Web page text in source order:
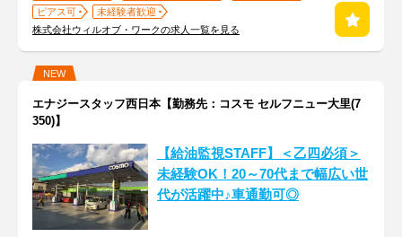
ピアス可
未経験者歓迎
株式会社ウィルオブ・ワークの求人一覧を見る
NEW
エナジースタッフ西日本【勤務先：コスモ セルフニュー大里(7
350)】
【給油監視STAFF】＜乙四必須＞
未経験OK！20～70代まで幅広い世
代が活躍中♪車通勤可◎